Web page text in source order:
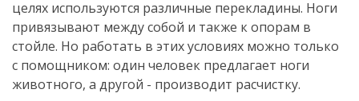
целях используются различные перекладины. Ноги
привязывают между собой и также к опорам в
стойле. Но работать в этих условиях можно только
с помощником: один человек предлагает ноги
животного, а другой - производит расчистку.